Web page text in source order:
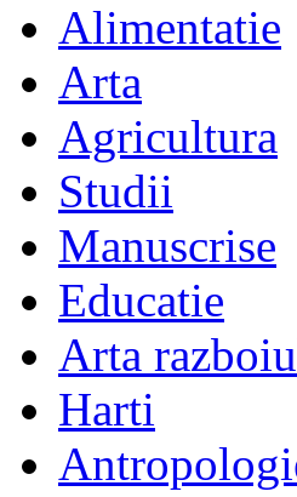
Alimentatie
Arta
Agricultura
Studii
Manuscrise
Educatie
Arta
Harti